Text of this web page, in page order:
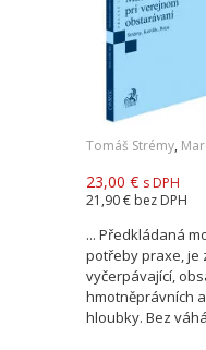
Tomáš Strémy,
23,00 € s DPH
21,90 € bez DPH
... Předkládaná
potřeby praxe, je
vyčerpávající,
hmotněprávních
hloubky. Bez